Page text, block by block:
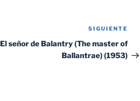
SIGUIENTE
El señor de Balantry (The master of
Ballantrae) (1953)